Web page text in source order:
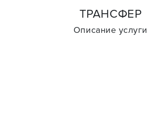
ТРАНСФЕР
Описание услуги